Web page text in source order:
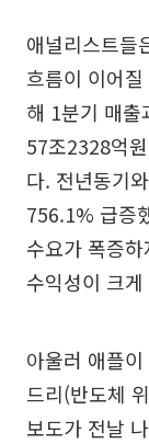
애널리스트들
흐름이 이어
해 1분기 매
57조2328억
다. 전년동기
756.1% 급증
수요가 폭증
수익성이 크
아울러 애플
드리(반도체
보도가 전날